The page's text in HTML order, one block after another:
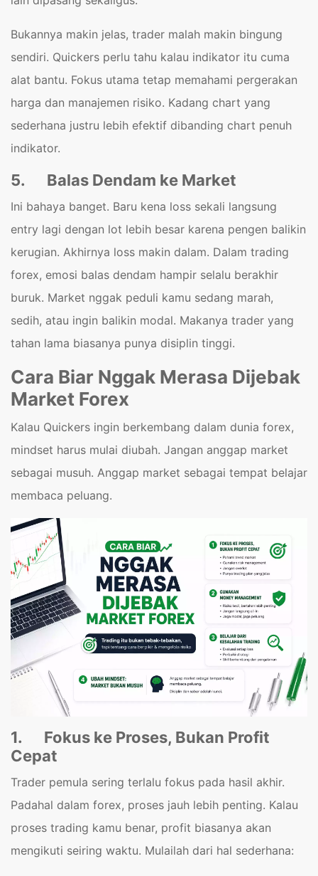
Bukannya makin jelas, trader malah makin bingung
sendiri. Quickers perlu tahu kalau indikator itu cuma
alat bantu. Fokus utama tetap memahami pergerakan
harga dan manajemen risiko. Kadang chart yang
sederhana justru lebih efektif dibanding chart penuh
indikator.
5. Balas Dendam ke Market
Ini bahaya banget. Baru kena loss sekali langsung
entry lagi dengan lot lebih besar karena pengen balikin
kerugian. Akhirnya loss makin dalam. Dalam trading
forex, emosi balas dendam hampir selalu berakhir
buruk. Market nggak peduli kamu sedang marah,
sedih, atau ingin balikin modal. Makanya trader yang
tahan lama biasanya punya disiplin tinggi.
Cara Biar Nggak Merasa Dijebak
Market Forex
Kalau Quickers ingin berkembang dalam dunia forex,
mindset harus mulai diubah. Jangan anggap market
sebagai musuh. Anggap market sebagai tempat belajar
membaca peluang.
1.
Fokus ke Proses, Bukan Profit
Cepat
Trader pemula sering terlalu fokus pada hasil akhir.
Padahal dalam forex, proses jauh lebih penting. Kalau
proses trading kamu benar, profit biasanya akan
mengikuti seiring waktu. Mulailah dari hal sederhana: